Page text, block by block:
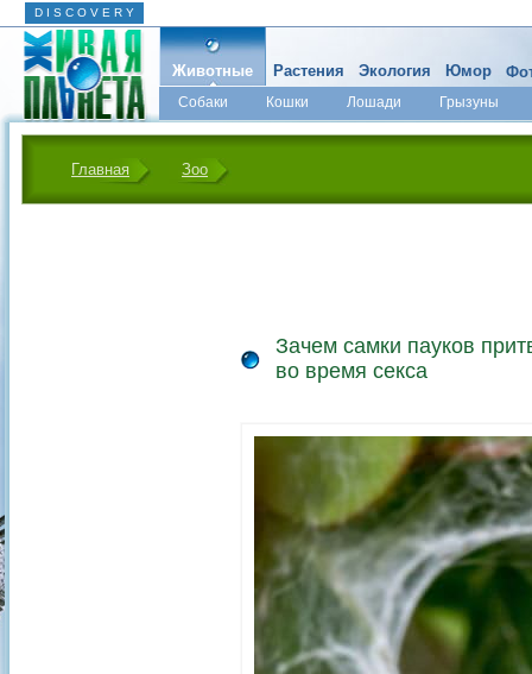
D I S C O V E R Y
Животные
Собаки Кошки Лошади
Грызуны
Микромир
Растения Экология Юмор
Главная Зоо
Зачем самки пауков
во время секса